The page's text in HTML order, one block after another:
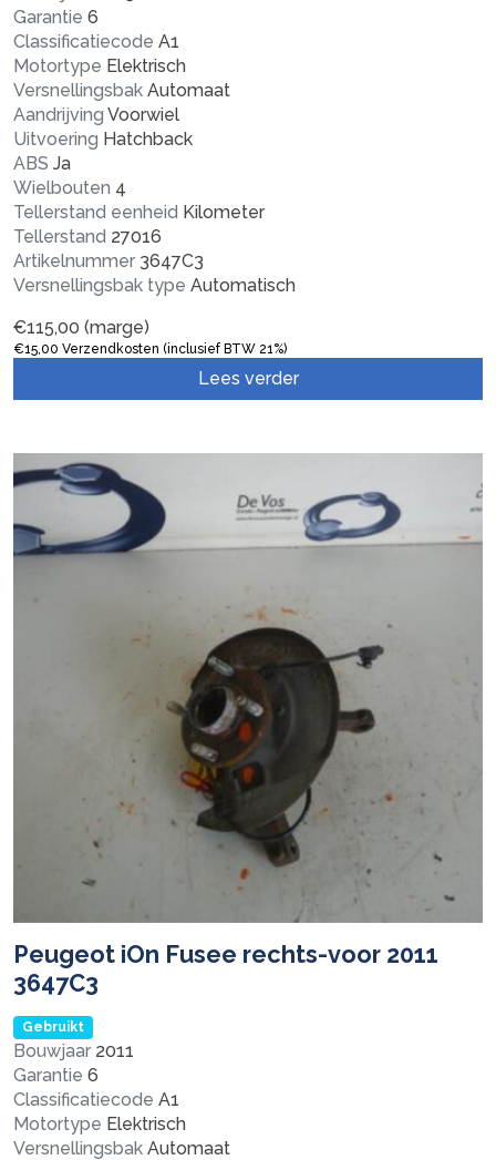
Garantie 6
Classificatiecode A1
Motortype Elektrisch
Versnellingsbak Automaat
Aandrijving Voorwiel
Uitvoering Hatchback
ABS Ja
Wielbouten 4
Tellerstand eenheid Kilometer
Tellerstand 27016
Artikelnummer 3647C3
Versnellingsbak type Automatisch
€115,00 (marge)
€15,00 Verzendkosten (inclusief BTW 21%)
Lees verder
Peugeot iOn Fusee rechts-voor 2011
3647C3
Gebruikt
Bouwjaar 2011
Garantie 6
Classificatiecode A1
Motortype Elektrisch
Versnellingsbak Automaat